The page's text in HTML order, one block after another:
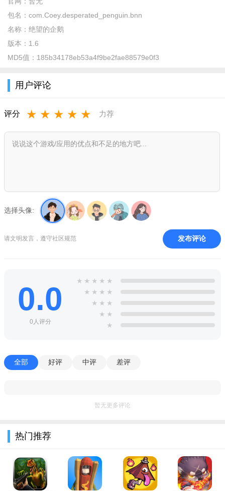
随著时间的流逝, 难度将不断地增加, 来挑战自己能跑得多远吧!
游戏亮点
《绝望的企鹅》是由开发商Coey Lai开发的一款画风卡通可爱
简单又有趣的玩法，带你领略游戏的魅力所在。操作简单易上
相关介绍
近日，一款由Le Cartel开发，Devolver Digital发行的休闲独立
绝望的企鹅小米免费版特别说明
欢迎使用v1.0.0安卓版！安装前请开启“未知来源”权限（设置-
安全）。首次进入需联网验证，若闪退请清理缓存或重装。常见
问题：黑屏可尝试关闭悬浮窗；卡顿请降低画质。安装技巧：建
关卡需观看广告解锁，不支持存档云同步。请勿修改游戏文件，
否则可能无法运行。如遇闪退，尝试重启设备或更新GPU驱动。
祝您游戏愉快！
包名： com.Coey.desperated_penguin.bnn
名称： 绝望的企鹅
版本： 1.6
MD5值： 185b34178eb53a4f9be2fae88579e0f3
用户评论
评分 ★ ★ ★ ★ ★ 力荐
选择头像:
请文明发言，遵守社区规范 发布评论
0.0
0人评分
★ ★ ★ ★ ★
★ ★ ★ ★
★ ★ ★
★ ★
★
全部 好评 中评 差评
暂无更多评论
热门推荐